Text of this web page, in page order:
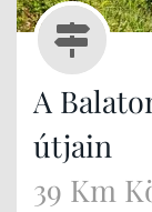
A
útjain
39 Km